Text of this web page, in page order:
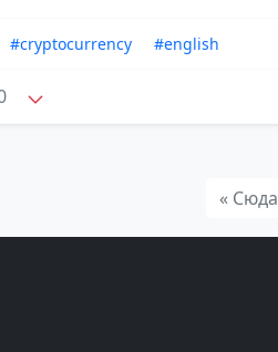
#cryptocurrency #english
« Сюда